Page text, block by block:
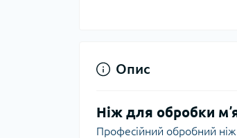
Опис
Ніж для обробки
Професійний обробний